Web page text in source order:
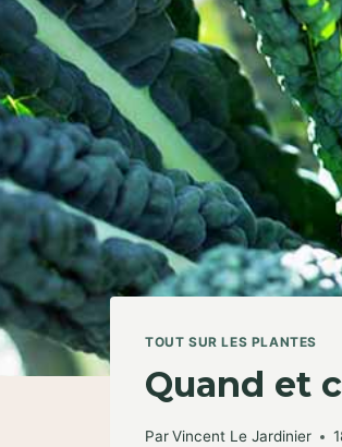
TOUT SUR LES PLANTES
Quand et
ParVincent Le Jardinier